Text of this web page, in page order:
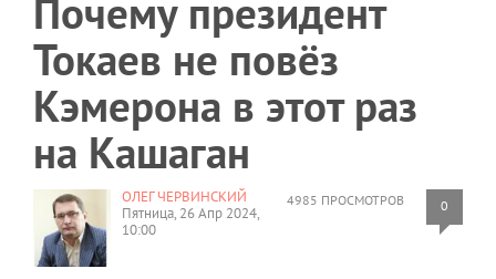
Почему президент
Токаев не повёз
Кэмерона в этот раз
на Кашаган
4985 ПРОСМОТРОВ 0
ОЛЕГ ЧЕРВИНСКИЙ
Пятница, 26 Апр 2024,
10:00